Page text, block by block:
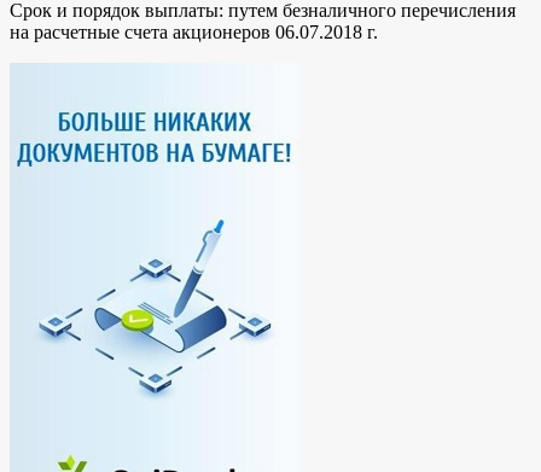
Срок и порядок выплаты: путем безналичного перечисления
на расчетные счета акционеров 06.07.2018 г.